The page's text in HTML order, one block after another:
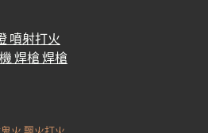
噴射打火
焊槍 焊槍